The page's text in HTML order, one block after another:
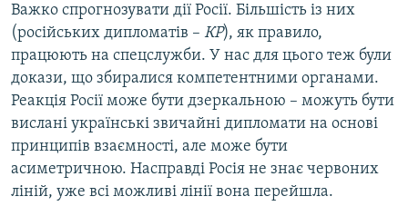
Важко спрогнозувати дії Росії. Більшість із них
(російських дипломатів – КР), як правило,
працюють на спецслужби. У нас для цього теж були
докази, що збиралися компетентними органами.
Реакція Росії може бути дзеркальною – можуть бути
вислані українські звичайні дипломати на основі
принципів взаємності, але може бути
асиметричною. Насправді Росія не знає червоних
ліній, уже всі можливі лінії вона перейшла.